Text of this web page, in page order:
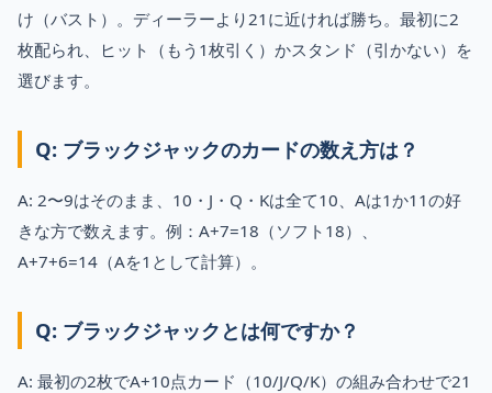
け（バスト）。ディーラーより21に近ければ勝ち。最初に2
枚配られ、ヒット（もう1枚引く）かスタンド（引かない）を
選びます。
Q: ブラックジャックのカードの数え方は？
A: 2〜9はそのまま、10・J・Q・Kは全て10、Aは1か11の好
きな方で数えます。例：A+7=18（ソフト18）、
A+7+6=14（Aを1として計算）。
Q: ブラックジャックとは何ですか？
A: 最初の2枚でA+10点カード（10/J/Q/K）の組み合わせで21